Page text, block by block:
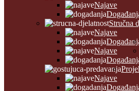
Najave
Stručna
Najave
Najave
Najave